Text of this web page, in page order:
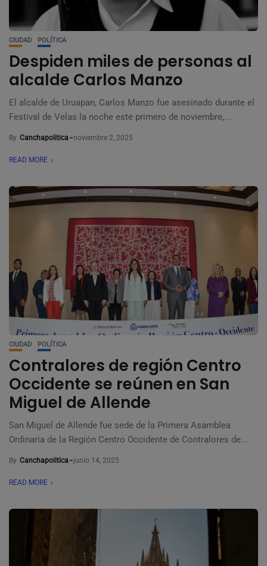
CIUDAD POLÍTICA
Despiden miles de personas al
alcalde Carlos Manzo
El alcalde de Uruapan, Carlos Manzo fue asesinado durante el
Festival de Velas la noche este primero de noviembre,...
By Canchapolitica noviembre 2, 2025
READ MORE
CIUDAD POLÍTICA
Contralores de región Centro
Occidente se reúnen en San
Miguel de Allende
San Miguel de Allende fue sede de la Primera Asamblea
Ordinaria de la Región Centro Occidente de Contralores de...
By Canchapolitica junio 14, 2025
READ MORE